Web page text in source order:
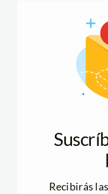
Recibirás